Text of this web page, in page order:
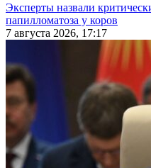
Эксперты назвали
папилломатоза у коров
7 августа 2026, 17:17